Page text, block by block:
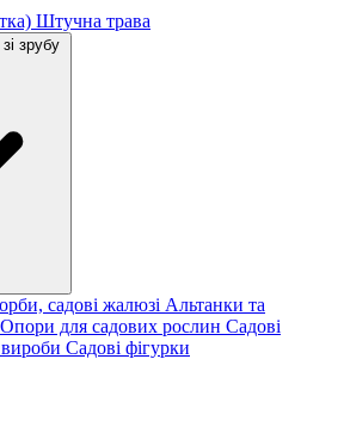
Штучна трава
зрубу
садові жалюзі Альтанки та
Опори для садових рослин Садові
Садові фігурки